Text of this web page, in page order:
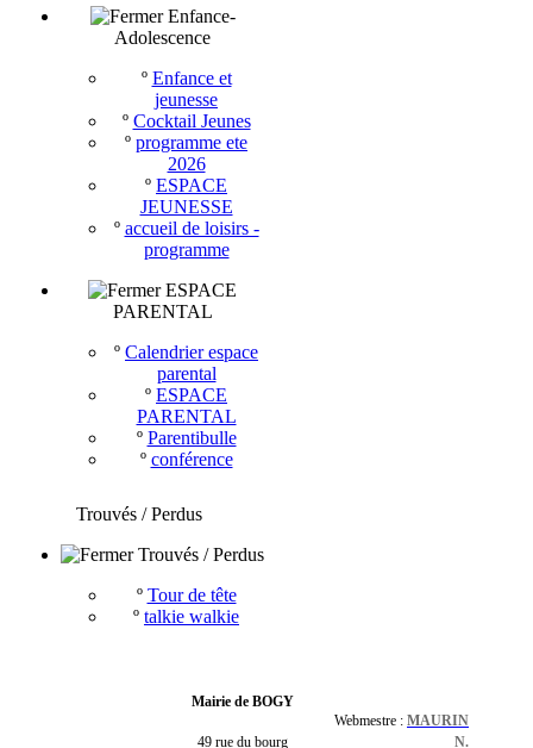
Enfance-
Adolescence
º Enfance et
jeunesse
º Cocktail Jeunes
º programme ete
2026
º ESPACE
JEUNESSE
º accueil de loisirs -
programme
ESPACE
PARENTAL
º Calendrier espace
parental
º ESPACE
PARENTAL
º Parentibulle
º conférence
Trouvés / Perdus
Trouvés / Perdus
º Tour de tête
º talkie walkie
Mairie de BOGY
49 rue du bourg
Webmestre : MAURIN
N.